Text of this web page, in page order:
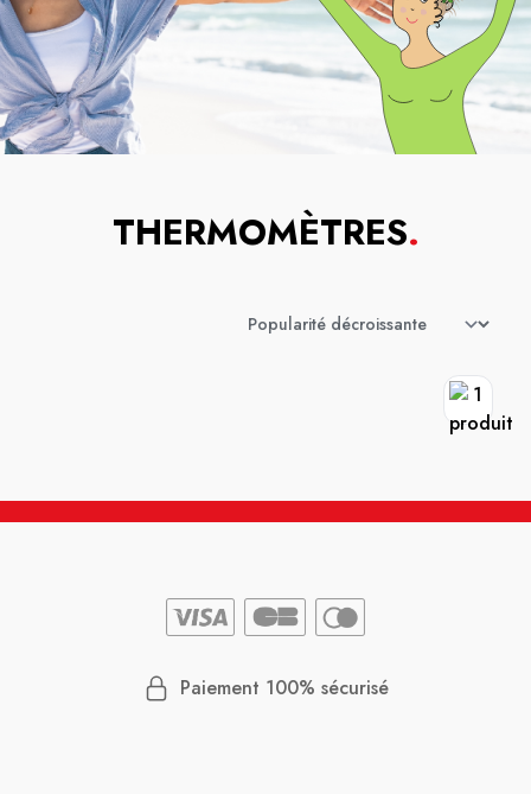
THERMOMÈTRES.
Paiement 100% sécurisé